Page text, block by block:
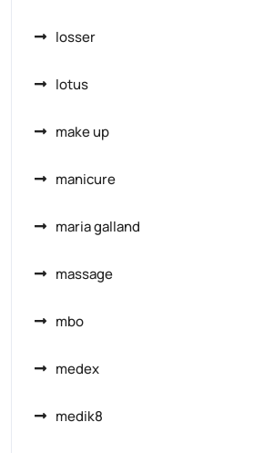
losser
lotus
make up
manicure
maria galland
massage
mbo
medex
medik8